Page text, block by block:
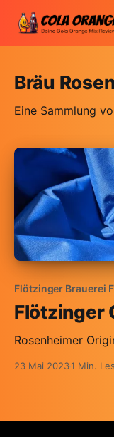
Bräu
Eine Sammlung
Flötzinger Brauerei
Flötzinger
Rosenheimer
23 Mai 20231 Min.